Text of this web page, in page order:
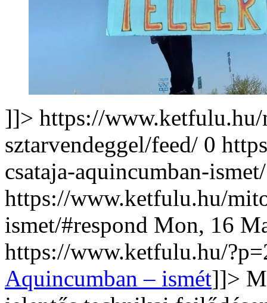
]]> https://www.ketfulu.hu/
sztarvendeggel/feed/ 0
csataja-aquincumban-ismet/
https://www.ketfulu.hu/
ismet/#respond Mon, 16
https://www.ketfulu.hu/
Aquincumban – ismét]]>